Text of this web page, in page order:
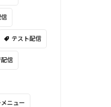
テスト配信
信
ニュー